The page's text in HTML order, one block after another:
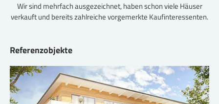
Wir sind mehrfach ausgezeichnet, haben schon viele Häuser
verkauft und bereits zahlreiche vorgemerkte Kaufinteressenten.
Referenzobjekte